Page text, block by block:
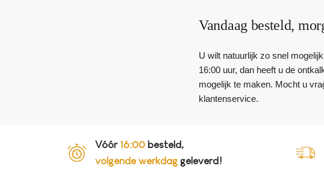
Vandaag besteld,
U wilt natuurlijk zo snel
16:00 uur, dan heeft u de
mogelijk te maken. Mocht u
klantenservice.
Vóór 16:00 besteld,
volgende werkdag geleverd!